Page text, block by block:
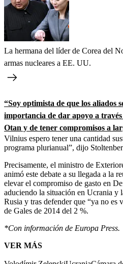
La hermana del líder de Corea del
armas nucleares a EE. UU.
“Soy optimista de que los aliados
importancia de dar apoyo a
Otan y de tener compromisos a
Vilnius espero tener una cantidad
programa plurianual”, dijo
Precisamente, el ministro de
animó este debate a su llegada a la
elevar el compromiso de gasto en
aduciendo la situación en Ucrania y
Rusia y tras defender que “ya no es
de Gales de 2014 del 2 %.
*Con información de Europa Press.
VER MÁS